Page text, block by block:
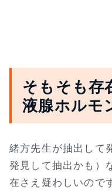
そもそも存
液腺ホルモ
緒方先生が抽出して
発見して抽出かも）
在さえ疑わしいので